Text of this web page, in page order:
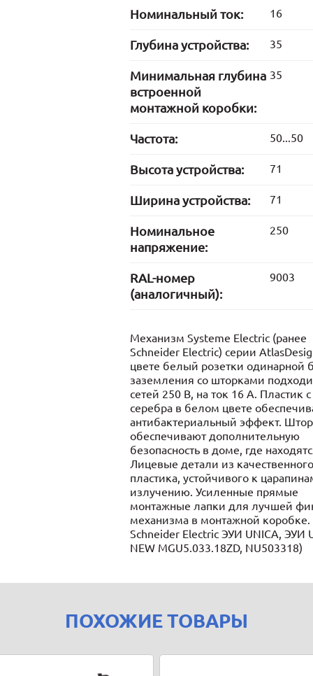
Номинальный ток: 16
Глубина устройства: 35
Минимальная глубина
встроенной
монтажной коробки:
35
Частота: 50...50
Высота устройства: 71
Ширина устройства: 71
Номинальное
напряжение:
250
RAL-номер
(аналогичный):
9003
Механизм Systeme Electric (ранее
Schneider Electric) серии
цвете белый розетки одинарной
заземления со шторками
сетей 250 В, на ток 16 А. Пластик
серебра в белом цвете
антибактериальный эффект.
обеспечивают дополнительную
безопасность в доме, где
Лицевые детали из
пластика, устойчивого к
излучению. Усиленные прямые
монтажные лапки для лучшей
механизма в монтажной коробке.
Schneider Electric ЭУИ UNICA, ЭУИ
NEW MGU5.033.18ZD, NU503318)
ПОХОЖИЕ ТОВАРЫ